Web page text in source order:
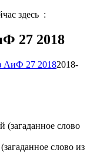
здесь :
27 2018
АиФ 27 20182018-
(загаданное слово
(загаданное слово из